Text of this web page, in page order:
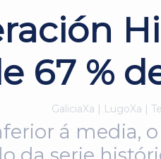
67 %
GaliciaXa | LugoXa |
á media,